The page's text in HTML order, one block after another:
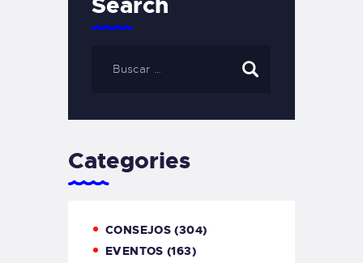
Categories
CONSEJOS (304)
EVENTOS (163)